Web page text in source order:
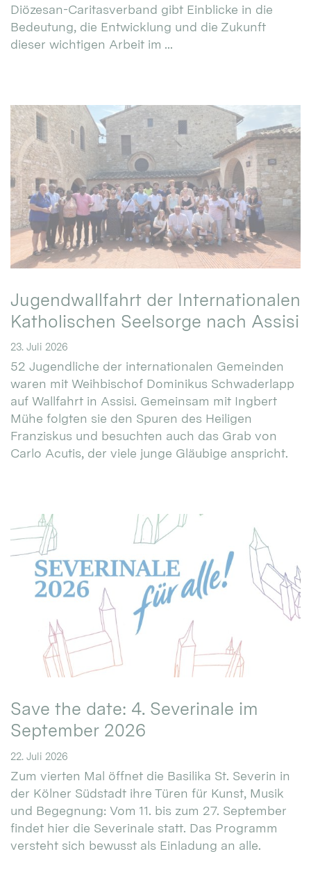
Diözesan-Caritasverband gibt Einblicke in die
Bedeutung, die Entwicklung und die Zukunft
dieser wichtigen Arbeit im ...
Jugendwallfahrt der Internationalen
Katholischen Seelsorge nach Assisi
23. Juli 2026
52 Jugendliche der internationalen Gemeinden
waren mit Weihbischof Dominikus Schwaderlapp
auf Wallfahrt in Assisi. Gemeinsam mit Ingbert
Mühe folgten sie den Spuren des Heiligen
Franziskus und besuchten auch das Grab von
Carlo Acutis, der viele junge Gläubige anspricht.
Save the date: 4. Severinale im
September 2026
22. Juli 2026
Zum vierten Mal öffnet die Basilika St. Severin in
der Kölner Südstadt ihre Türen für Kunst, Musik
und Begegnung: Vom 11. bis zum 27. September
findet hier die Severinale statt. Das Programm
versteht sich bewusst als Einladung an alle.